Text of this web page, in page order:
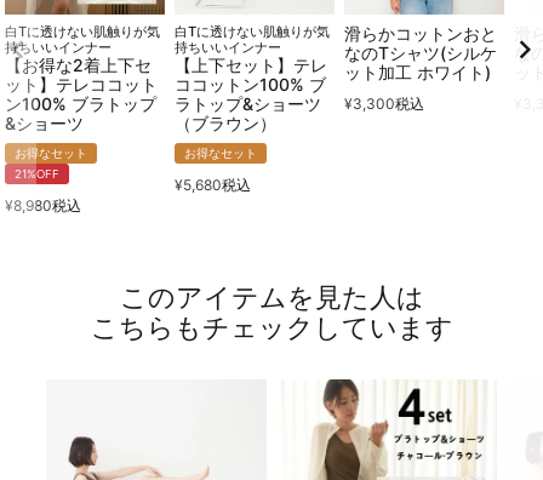
白Tに透けない肌触りが気
持ちいいインナー
【お得な2着上下セ
ット】テレココット
ン100% ブラトップ
&ショーツ
お得なセット
21%OFF
¥8,980税込
白Tに透けない肌触りが気
持ちいいインナー
【上下セット】テレ
ココットン100% ブ
ラトップ&ショーツ
（ブラウン）
お得なセット
¥5,680税込
滑らかコットンおと
なのTシャツ(シルケ
ット加工 ホワイト)
¥3,300税込
な
このアイテムを見た人は
こちらもチェックしています